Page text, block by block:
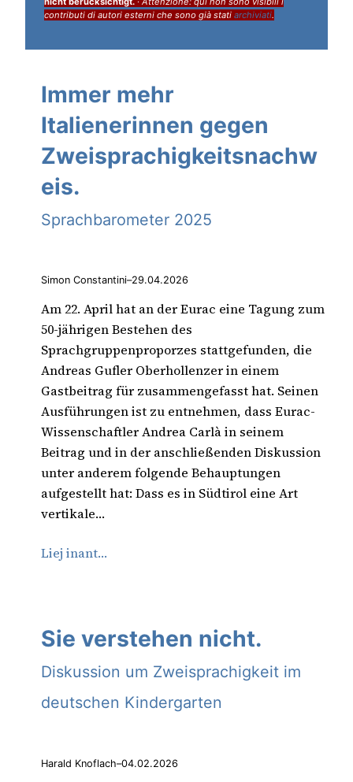
contributi di autori esterni che sono già stati archiviati.
Immer mehr
Italienerinnen gegen
Zweisprachigkeitsnachw
eis.
Sprachbarometer 2025
Simon Constantini–29.04.2026
Am 22. April hat an der Eurac eine Tagung zum
50-jährigen Bestehen des
Sprachgruppenproporzes stattgefunden, die
Andreas Gufler Oberhollenzer in einem
Gastbeitrag für zusammengefasst hat. Seinen
Ausführungen ist zu entnehmen, dass Eurac-
Wissenschaftler Andrea Carlà in seinem
Beitrag und in der anschließenden Diskussion
unter anderem folgende Behauptungen
aufgestellt hat: Dass es in Südtirol eine Art
vertikale…
Liej inant…
Sie verstehen nicht.
Diskussion um Zweisprachigkeit im
deutschen Kindergarten
Harald Knoflach–04.02.2026